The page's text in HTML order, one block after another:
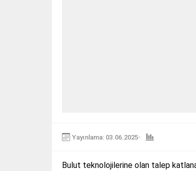
Yayınlama: 03.06.2025
Bulut teknolojilerine olan talep